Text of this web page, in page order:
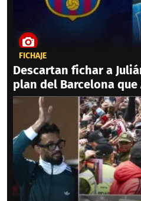
FICHAJE
Descartan fichar a
plan del Barcelona